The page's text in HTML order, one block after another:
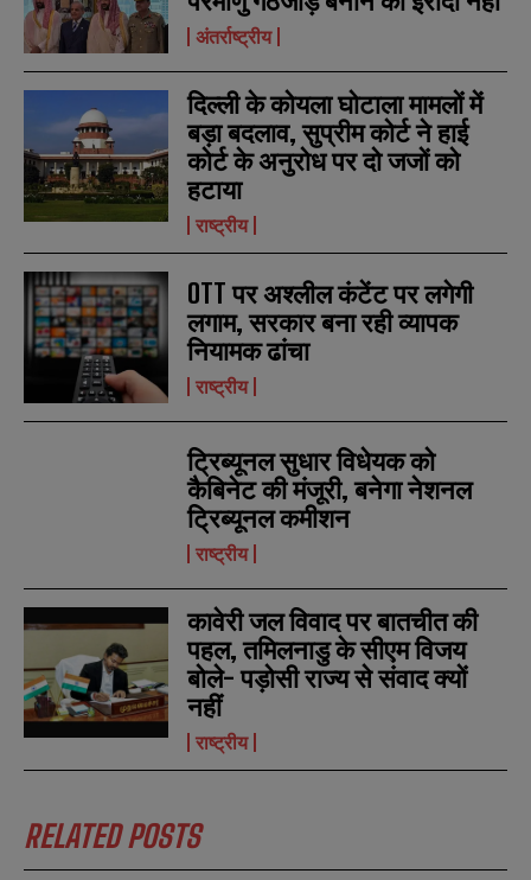
N
a
m
e
*
E
m
a
N
SUBMIT
N
a
m
e
*
E
m
a
N
SUBMIT
अंतर्राष्ट्रीय
दिल्ली के कोयला घोटाला मामलों में
बड़ा बदलाव, सुप्रीम कोर्ट ने हाई
कोर्ट के अनुरोध पर दो जजों को
हटाया
राष्ट्रीय
OTT पर अश्लील कंटेंट पर लगेगी
लगाम, सरकार बना रही व्यापक
नियामक ढांचा
राष्ट्रीय
ट्रिब्यूनल सुधार विधेयक को
कैबिनेट की मंजूरी, बनेगा नेशनल
ट्रिब्यूनल कमीशन
राष्ट्रीय
कावेरी जल विवाद पर बातचीत की
पहल, तमिलनाडु के सीएम विजय
बोले- पड़ोसी राज्य से संवाद क्यों
नहीं
राष्ट्रीय
RELATED POSTS